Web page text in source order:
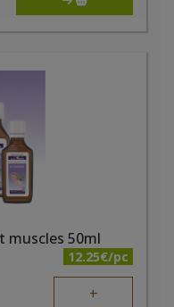
muscles 50ml
12.25€/pc
+